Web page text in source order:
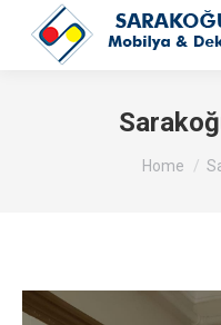
You are
Home